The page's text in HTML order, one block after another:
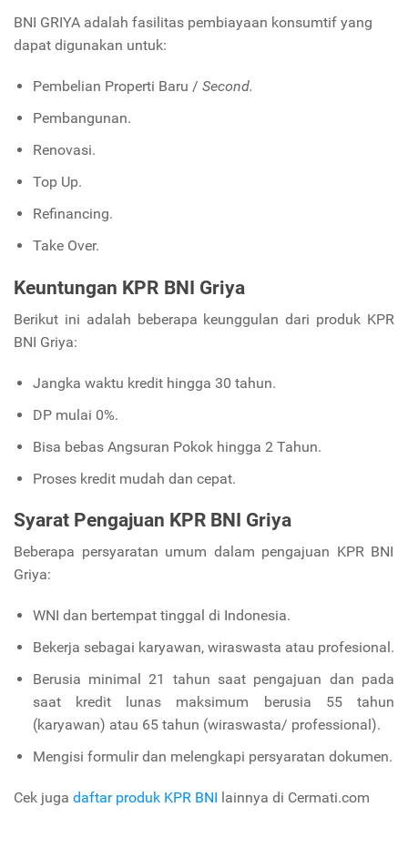
BNI GRIYA adalah fasilitas pembiayaan konsumtif yang
dapat digunakan untuk:
Pembelian Properti Baru / Second.
Pembangunan.
Renovasi.
Top Up.
Refinancing.
Take Over.
Keuntungan KPR BNI Griya
Berikut ini adalah beberapa keunggulan dari produk KPR
BNI Griya:
Jangka waktu kredit hingga 30 tahun.
DP mulai 0%.
Bisa bebas Angsuran Pokok hingga 2 Tahun.
Proses kredit mudah dan cepat.
Syarat Pengajuan KPR BNI Griya
Beberapa persyaratan umum dalam pengajuan KPR BNI
Griya:
WNI dan bertempat tinggal di Indonesia.
Bekerja sebagai karyawan, wiraswasta atau profesional.
Berusia minimal 21 tahun saat pengajuan dan pada
saat kredit lunas maksimum berusia 55 tahun
(karyawan) atau 65 tahun (wiraswasta/ professional).
Mengisi formulir dan melengkapi persyaratan dokumen.
Cek juga daftar produk KPR BNI lainnya di Cermati.com